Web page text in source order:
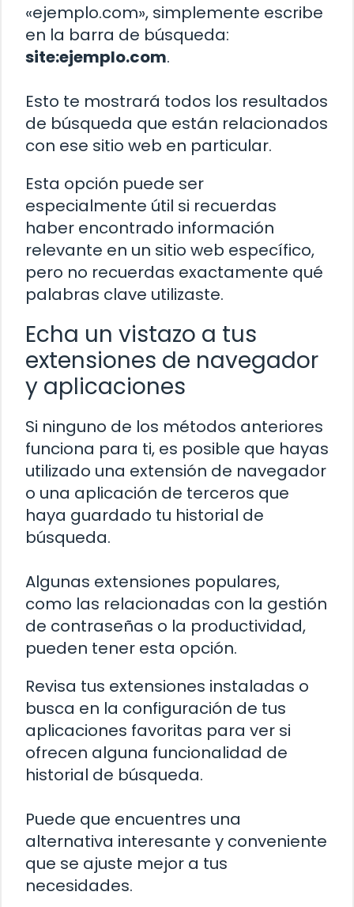
«ejemplo.com», simplemente escribe
en la barra de búsqueda:
site:ejemplo.com.
Esto te mostrará todos los resultados
de búsqueda que están relacionados
con ese sitio web en particular.
Esta opción puede ser
especialmente útil si recuerdas
haber encontrado información
relevante en un sitio web específico,
pero no recuerdas exactamente qué
palabras clave utilizaste.
Echa un vistazo a tus
extensiones de navegador
y aplicaciones
Si ninguno de los métodos anteriores
funciona para ti, es posible que hayas
utilizado una extensión de navegador
o una aplicación de terceros que
haya guardado tu historial de
búsqueda.
Algunas extensiones populares,
como las relacionadas con la gestión
de contraseñas o la productividad,
pueden tener esta opción.
Revisa tus extensiones instaladas o
busca en la configuración de tus
aplicaciones favoritas para ver si
ofrecen alguna funcionalidad de
historial de búsqueda.
Puede que encuentres una
alternativa interesante y conveniente
que se ajuste mejor a tus
necesidades.